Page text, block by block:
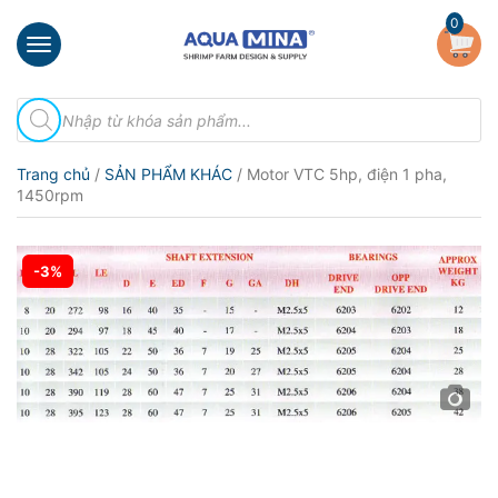
×
chủ
thiệu
Sản
phẩm
Đầu
Phun
Vi
Bọt
Khí
Ventek
0
Tìm
kiếm
sản
Trang chủ / SẢN PHẨM KHÁC / Motor VTC 5hp, điện 1 pha,
1450rpm
-3%